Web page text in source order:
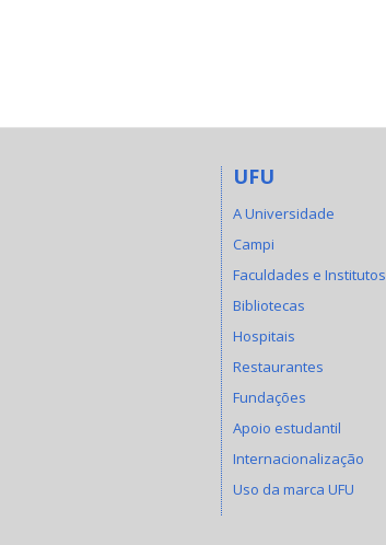
UFU
A Universidade
Campi
Faculdades e Institutos
Bibliotecas
Hospitais
Restaurantes
Fundações
Apoio estudantil
Internacionalização
Uso da marca UFU